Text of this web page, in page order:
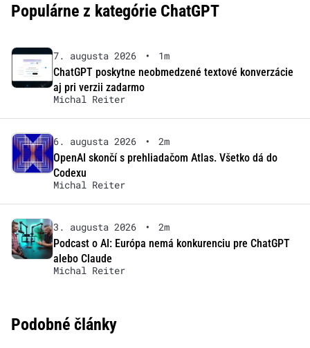
Populárne z kategórie ChatGPT
7. augusta 2026 •
1m
ChatGPT poskytne neobmedzené textové konverzácie
aj pri verzii zadarmo
Michal Reiter
6. augusta 2026 •
2m
OpenAI skončí s prehliadačom Atlas. Všetko dá do
Codexu
Michal Reiter
3. augusta 2026 •
2m
Podcast o AI: Európa nemá konkurenciu pre ChatGPT
alebo Claude
Michal Reiter
Podobné články